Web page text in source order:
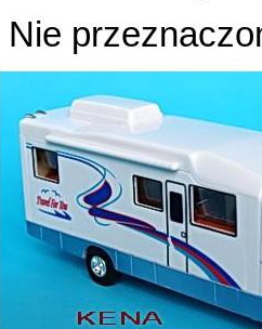
Nie